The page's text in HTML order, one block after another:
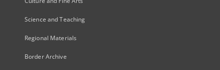
Science and Teaching
Regional Materials
Border Archive